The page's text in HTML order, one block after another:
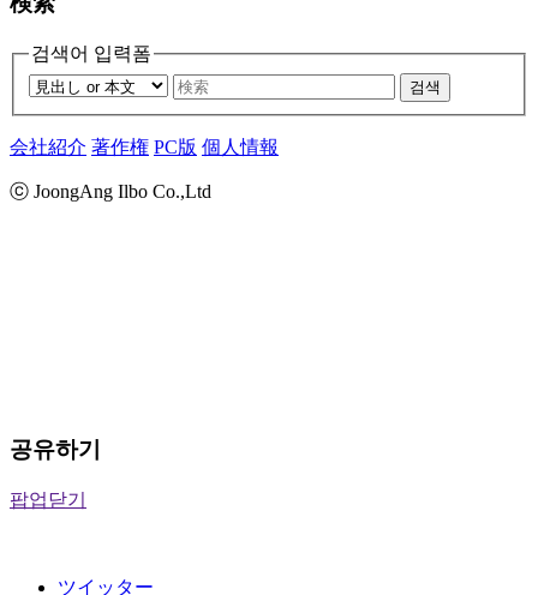
검색어 입력폼
검색
会社紹介 著作権 PC版 個人情報
ⓒ JoongAng Ilbo Co.,Ltd
공유하기
팝업닫기
ツイッター